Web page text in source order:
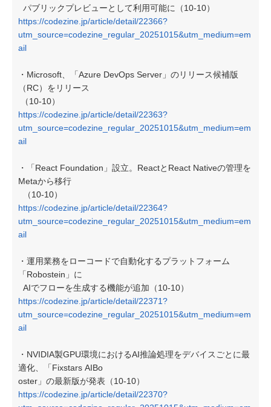
パブリックプレビューとして利用可能に（10-10）
https://codezine.jp/article/detail/22366?
utm_source=codezine_regular_20251015&utm_medium=em
ail
・Microsoft、「Azure DevOps Server」のリリース候補版
（RC）をリリース
（10-10）
https://codezine.jp/article/detail/22363?
utm_source=codezine_regular_20251015&utm_medium=em
ail
・「React Foundation」設立。ReactとReact Nativeの管理を
Metaから移行
（10-10）
https://codezine.jp/article/detail/22364?
utm_source=codezine_regular_20251015&utm_medium=em
ail
・運用業務をローコードで自動化するプラットフォーム
「Robostein」に
AIでフローを生成する機能が追加（10-10）
https://codezine.jp/article/detail/22371?
utm_source=codezine_regular_20251015&utm_medium=em
ail
・NVIDIA製GPU環境におけるAI推論処理をデバイスごとに最
適化、「Fixstars AIBo
oster」の最新版が発表（10-10）
https://codezine.jp/article/detail/22370?